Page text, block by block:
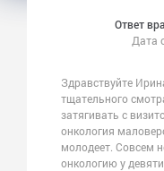
Ответ
Дата
Здравствуйте
тщательного
затягивать с
онкология
молодеет. Совсем
онкологию у